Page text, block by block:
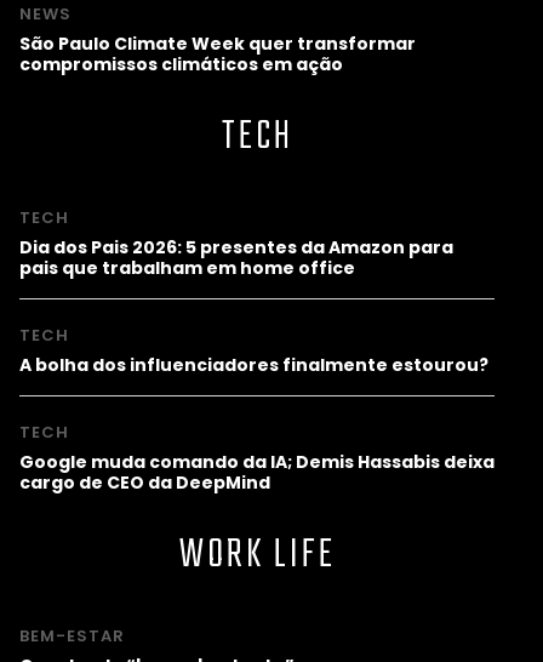
NEWS
São Paulo Climate Week quer transformar
compromissos climáticos em ação
TECH
TECH
Dia dos Pais 2026: 5 presentes da Amazon para
pais que trabalham em home office
TECH
A bolha dos influenciadores finalmente estourou?
TECH
Google muda comando da IA; Demis Hassabis deixa
cargo de CEO da DeepMind
WORK LIFE
BEM-ESTAR